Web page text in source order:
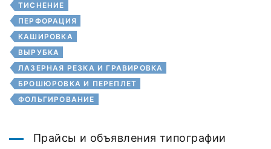
ТИСНЕНИЕ
ПЕРФОРАЦИЯ
КАШИРОВКА
ВЫРУБКА
ЛАЗЕРНАЯ РЕЗКА И ГРАВИРОВКА
БРОШЮРОВКА И ПЕРЕПЛЕТ
ФОЛЬГИРОВАНИЕ
Прайсы и объявления типографии